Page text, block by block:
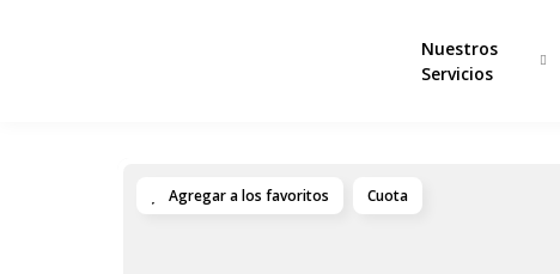
Nuestros
Servicios
Agregar a los favoritos Cuota